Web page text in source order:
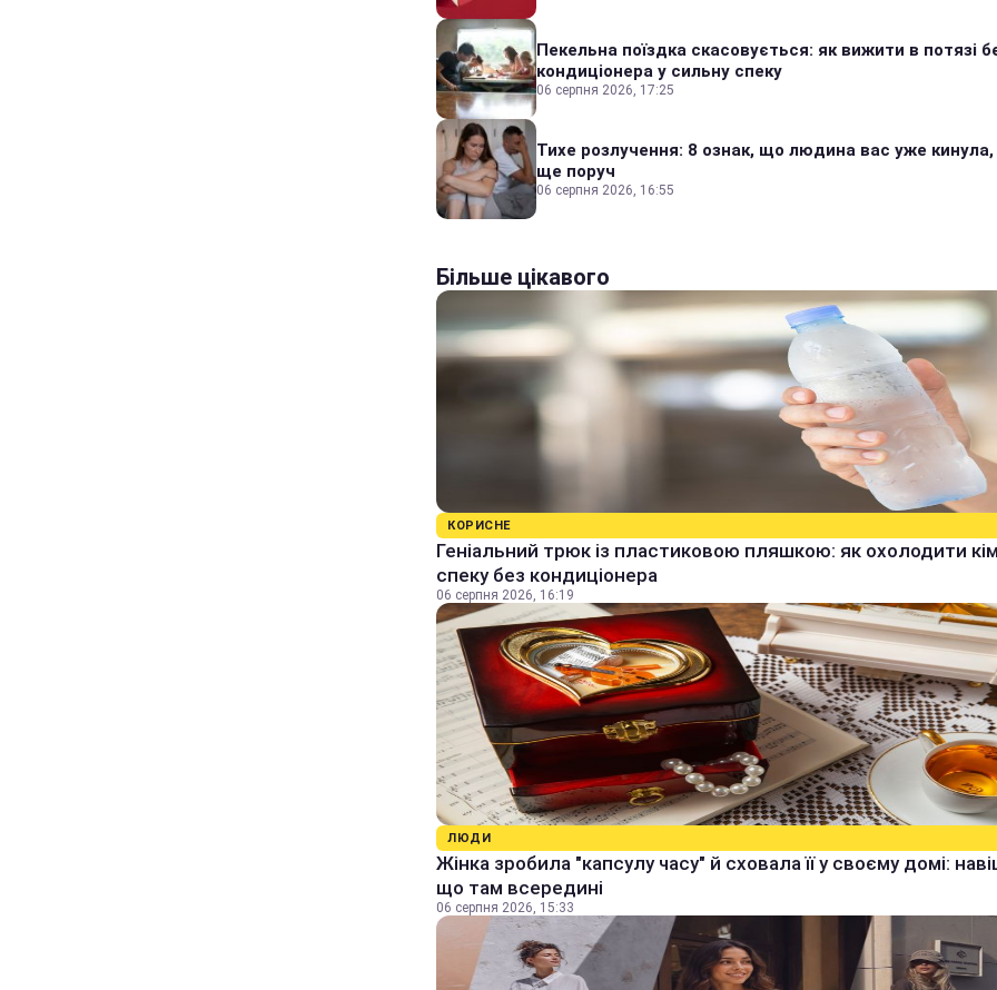
Пекельна поїздка скасовується: як вижити в потязі
кондиціонера у сильну спеку
06 серпня 2026, 17:25
Тихе розлучення: 8 ознак, що людина вас уже кинула,
ще поруч
06 серпня 2026, 16:55
Більше цікавого
КОРИСНЕ
Геніальний трюк із пластиковою пляшкою: як охолодити
спеку без кондиціонера
06 серпня 2026, 16:19
ЛЮДИ
Жінка зробила "капсулу часу" й сховала її у своєму домі:
що там всередині
06 серпня 2026, 15:33